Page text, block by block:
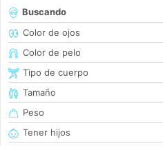
Buscando
Color de ojos
Color de pelo
Tipo de cuerpo
Tamaño
Peso
Tener hijos